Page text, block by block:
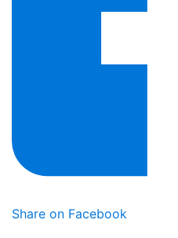
Share on Facebook